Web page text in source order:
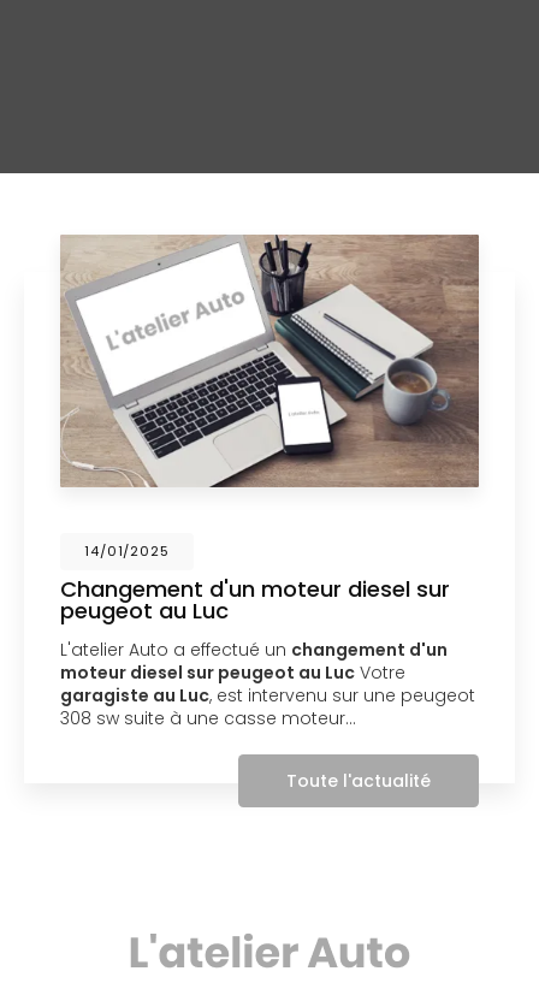
14/01/2025
Changement d'un moteur diesel sur
peugeot au Luc
L'atelier Auto a effectué un changement d'un
moteur diesel sur peugeot au Luc Votre
garagiste au Luc, est intervenu sur une peugeot
308 sw suite à une casse moteur…
Toute l'actualité